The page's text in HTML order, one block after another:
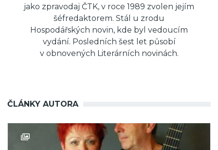
jako zpravodaj ČTK, v roce 1989 zvolen jejím
šéfredaktorem. Stál u zrodu
Hospodářských novin, kde byl vedoucím
vydání. Posledních šest let působí
v obnovených Literárních novinách.
ČLÁNKY AUTORA